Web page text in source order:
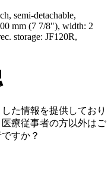
菌コンテナーシステム
み
ニュース
semi-detachable,
mm (7 7/8"), width: 2
storage: JF120R,
た情報を提供しており
療従事者の方以外はご
すか？